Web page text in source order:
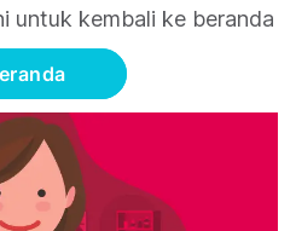
untuk kembali ke beranda